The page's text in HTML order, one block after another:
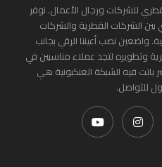
للشركات ورجال الأعمال. نوفر
بين الشركات القطرية والشركات
واضعين نصب أعيننا الرقي بجانب
وتطويره لتجد عملاء مناسبين في
فيه الشبكة العنكبونية هي
للتواصل.